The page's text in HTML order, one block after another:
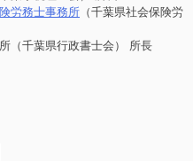
労務士事務所 （千葉県社会保険労
（千葉県行政書士会） 所長